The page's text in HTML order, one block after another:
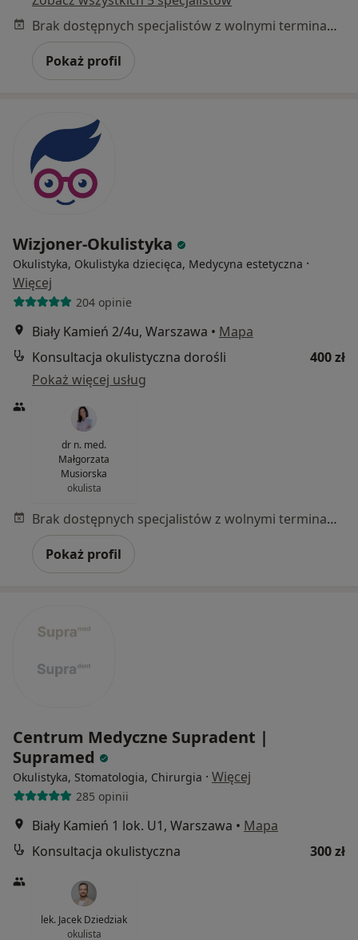
Brak dostępnych specjalistów z wolnymi terminami w tym centrum medycznym.
Pokaż profil
Wizjoner-Okulistyka
Okulistyka, Okulistyka dziecięca, Medycyna estetyczna ·
Więcej
204 opinie
Biały Kamień 2/4u, Warszawa • Mapa
Konsultacja okulistyczna dorośli
400 zł
Pokaż więcej usług
dr n. med.
Małgorzata
Musiorska
okulista
Brak dostępnych specjalistów z wolnymi terminami w tym centrum medycznym.
Pokaż profil
Centrum Medyczne Supradent |
Supramed
Okulistyka, Stomatologia, Chirurgia · Więcej
285 opinii
Biały Kamień 1 lok. U1, Warszawa • Mapa
Konsultacja okulistyczna
300 zł
lek. Jacek Dziedziak
okulista